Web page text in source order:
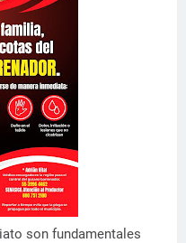
son fundamentales